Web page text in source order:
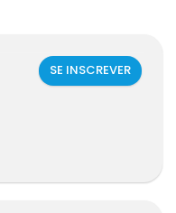
SE INSCREVER